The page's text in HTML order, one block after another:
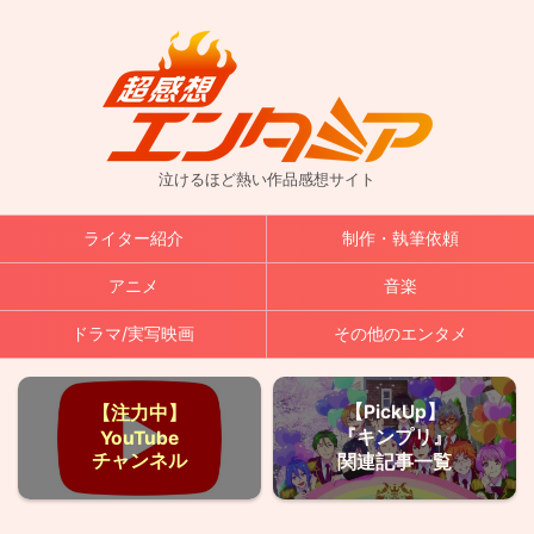
泣けるほど熱い作品感想サイト
ライター紹介 制作・執筆依頼
アニメ 音楽
ドラマ/実写映画 その他のエンタメ
【注力中】
YouTube
チャンネル
【PickUp】
『キンプリ』
関連記事一覧